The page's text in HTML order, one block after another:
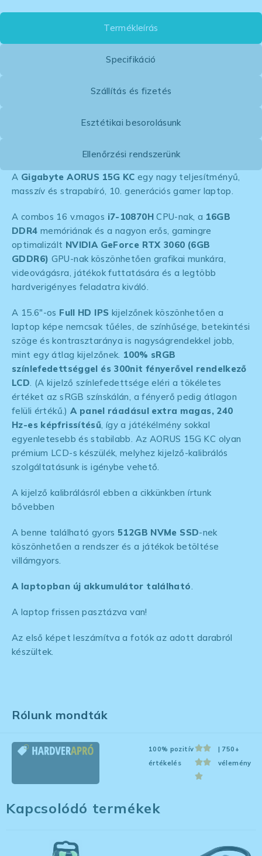
Termékleírás
Specifikáció
Szállítás és fizetés
Esztétikai besorolásunk
Ellenőrzési rendszerünk
A Gigabyte AORUS 15G KC egy nagy teljesítményű,
masszív és strapabíró, 10. generációs gamer laptop.
A combos 16 v.magos i7-10870HCPU-nak, a 16GB
DDR4 memóriának és a nagyon erős, gamingre
optimalizált NVIDIA GeForce RTX 3060 (6GB
GDDR6) GPU-nak köszönhetően grafikai munkára,
videovágásra, játékok futtatására és a legtöbb
hardverigényes feladatra kiváló.
A 15.6″-os Full HD IPS kijelzőnek köszönhetően a
laptop képe nemcsak tűéles, de színhűsége, betekintési
szöge és kontrasztaránya is nagyságrendekkel jobb,
mint egy átlag kijelzőnek. 100% sRGB
színlefedettséggel és 300nit fényerővel rendelkező
LCD. (A kijelző színlefedettsége eléri a tökéletes
értéket az sRGB színskálán, a fényerő pedig átlagon
felüli értékű.) A panel ráadásul extra magas, 240
Hz-es képfrissítésű, így a játékélmény sokkal
egyenletesebb és stabilabb. Az AORUS 15G KC olyan
prémium LCD-s készülék, melyhez kijelző-kalibrálós
szolgáltatásunk is igénybe vehető.
A kijelző kalibrálásról ebben a cikkünkben írtunk
bővebben
A benne található gyors 512GB NVMe SSD-nek
köszönhetően a rendszer és a játékok betöltése
villámgyors.
A laptopban új akkumulátor található.
A laptop frissen pasztázva van!
Az első képet leszámítva a fotók az adott darabról
készültek.
Rólunk mondták
100% pozitív
értékelés
| 750+
vélemény
Kapcsolódó termékek